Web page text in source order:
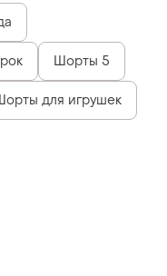
Шорты 5
для игрушек